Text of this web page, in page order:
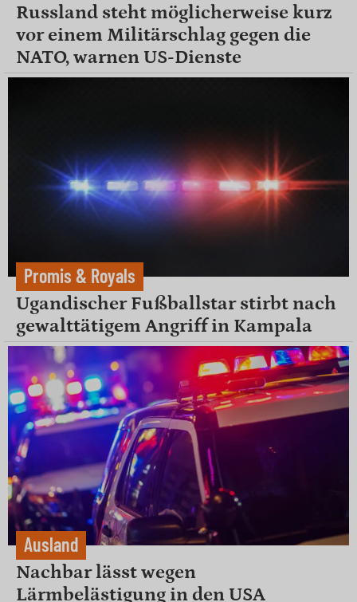
Russland steht möglicherweise kurz
vor einem Militärschlag gegen die
NATO, warnen US-Dienste
Promis & Royals
Ugandischer Fußballstar stirbt nach
gewalttätigem Angriff in Kampala
Ausland
Nachbar lässt wegen
Lärmbelästigung in den USA